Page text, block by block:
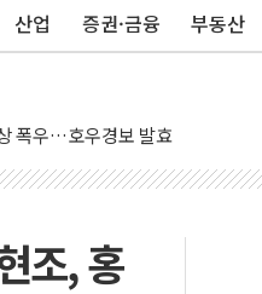
산업 증권·금융 부동산
7명 고립…전원 구조
세우스 유성우 관측
여부 조사
편성…체감온도 38도 넘으면 중단
강한 비...가뭄 해소될 듯
나기조, 홍